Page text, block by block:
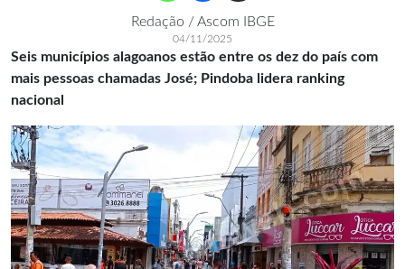
Redação / Ascom IBGE
04/11/2025
Seis municípios alagoanos estão entre os dez do país com
mais pessoas chamadas José; Pindoba lidera ranking
nacional